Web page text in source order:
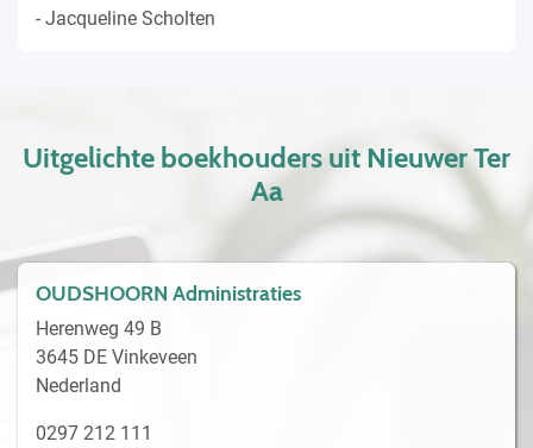
- Jacqueline Scholten
Uitgelichte boekhouders uit Nieuwer Ter
Aa
OUDSHOORN Administraties
Herenweg 49 B
3645 DE Vinkeveen
Nederland
0297 212 111